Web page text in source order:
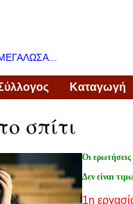
Καταγωγή
σπίτι
Οι ερωτήσεις
Δεν είναι
1η